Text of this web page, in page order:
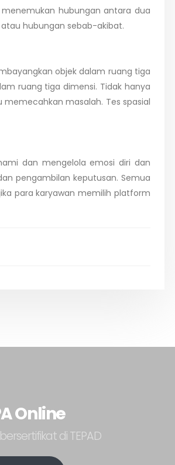
hubungan antara dua
hubungan sebab-akibat.
objek dalam ruang tiga
ruang tiga dimensi. Tidak hanya
masalah. Tes spasial
dan mengelola emosi diri dan
pengambilan keputusan. Semua
para karyawan memilih platform
Online
di TEPAD